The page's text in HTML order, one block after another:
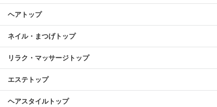
ヘアトップ
ネイル・まつげトップ
リラク・マッサージトップ
エステトップ
ヘアスタイルトップ